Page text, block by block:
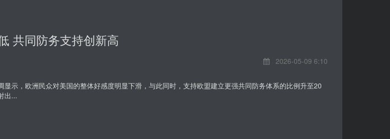
共同防务支持创新高
2026-05-09 6:10
显示，欧洲民众对美国的整体好感度明显下滑，与此同时，支持欧盟建立更强共同防务体系的比例升至20
出...